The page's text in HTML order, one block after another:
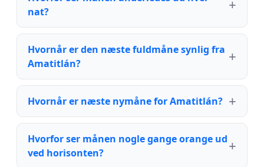
nat?
Hvornår er den næste fuldmåne synlig fra
Amatitlán?
Hvornår er næste nymåne for Amatitlán?
Hvorfor ser månen nogle gange orange ud
ved horisonten?